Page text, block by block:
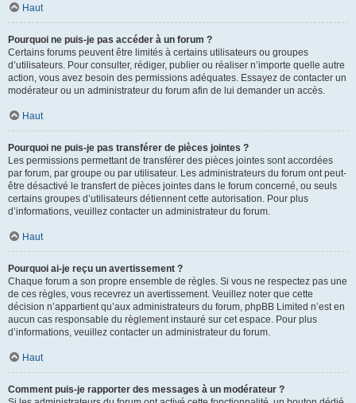
Haut
Pourquoi ne puis-je pas accéder à un forum ?
Certains forums peuvent être limités à certains utilisateurs ou groupes
d’utilisateurs. Pour consulter, rédiger, publier ou réaliser n’importe quelle autre
action, vous avez besoin des permissions adéquates. Essayez de contacter un
modérateur ou un administrateur du forum afin de lui demander un accès.
Haut
Pourquoi ne puis-je pas transférer de pièces jointes ?
Les permissions permettant de transférer des pièces jointes sont accordées
par forum, par groupe ou par utilisateur. Les administrateurs du forum ont peut-
être désactivé le transfert de pièces jointes dans le forum concerné, ou seuls
certains groupes d’utilisateurs détiennent cette autorisation. Pour plus
d’informations, veuillez contacter un administrateur du forum.
Haut
Pourquoi ai-je reçu un avertissement ?
Chaque forum a son propre ensemble de règles. Si vous ne respectez pas une
de ces règles, vous recevrez un avertissement. Veuillez noter que cette
décision n’appartient qu’aux administrateurs du forum, phpBB Limited n’est en
aucun cas responsable du règlement instauré sur cet espace. Pour plus
d’informations, veuillez contacter un administrateur du forum.
Haut
Comment puis-je rapporter des messages à un modérateur ?